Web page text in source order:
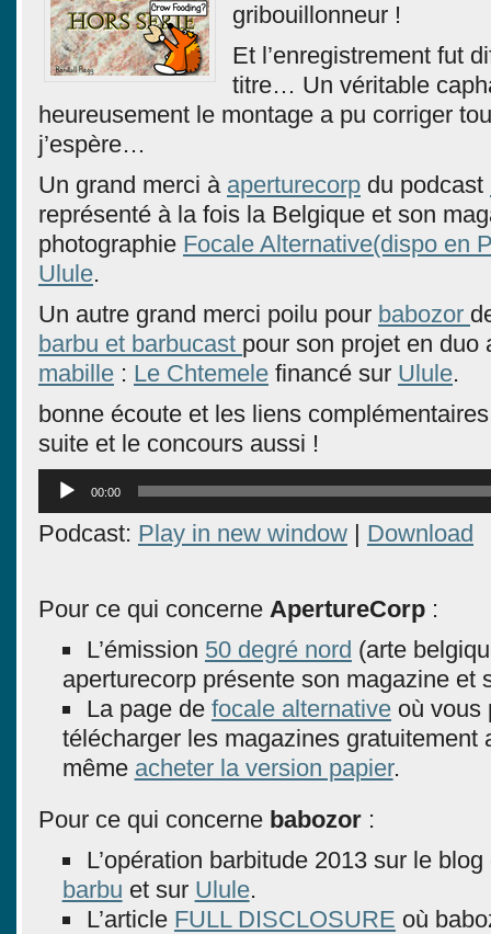
gribouillonneur !
Et l’enregistrement fut
titre… Un véritable
heureusement le montage a pu corriger
j’espère…
Un grand merci à aperturecorp du podcast
représenté à la fois la Belgique et son
photographie Focale Alternative(dispo en
Ulule.
Un autre grand merci poilu pour babozor
barbu et barbucast pour son projet en duo
mabille : Le Chtemele financé sur Ulule.
bonne écoute et les liens
suite et le concours aussi !
Lecteur
audio
00:00
Podcast: Play in new window | Download
Pour ce qui concerne ApertureCorp :
L’émission 50 degré nord (arte
aperturecorp présente son magazine et
La page de focale alternativeoù vous
télécharger les magazines gratuitement
même acheter la version papier.
Pour ce qui concerne babozor :
L’opération barbitude 2013 sur le
barbu et sur Ulule.
L’article FULL DISCLOSURE où